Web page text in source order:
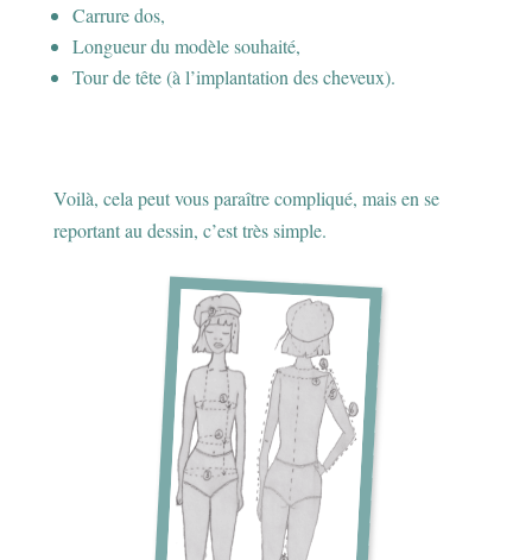
Carrure dos,
Longueur du modèle souhaité,
Tour de tête (à l’implantation des cheveux).
Voilà, cela peut vous paraître compliqué, mais en se
reportant au dessin, c’est très simple.